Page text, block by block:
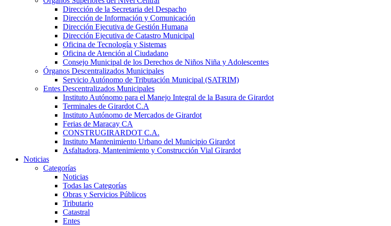
Dirección de la Secretaria del Despacho
Dirección de Información y Comunicación
Dirección Ejecutiva de Gestión Humana
Dirección Ejecutiva de Catastro Municipal
Oficina de Tecnología y Sistemas
Oficina de Atención al Ciudadano
Consejo Municipal de los Derechos de Niños Niña y Adolescentes
Órganos Descentralizados Municipales
Servicio Autónomo de Tributación Municipal (SATRIM)
Entes Descentralizados Municipales
Instituto Autónomo para el Manejo Integral de la Basura de Girardot
Terminales de Girardot C.A
Instituto Autónomo de Mercados de Girardot
Ferias de Maracay CA
CONSTRUGIRARDOT C.A.
Instituto Mantenimiento Urbano del Municipio Girardot
Asfaltadora, Mantenimiento y Construcción Vial Girardot
Noticias
Categorías
Noticias
Todas las Categorías
Obras y Servicios Públicos
Tributario
Catastral
Entes